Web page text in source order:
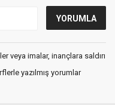
veya imalar, inançlara saldırı
yazılmış yorumlar